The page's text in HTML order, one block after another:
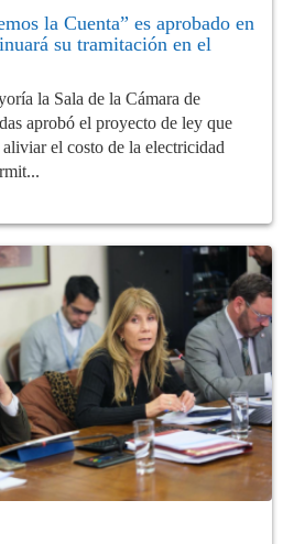
la Cuenta” es aprobado en
su tramitación en el
la Sala de la Cámara de
aprobó el proyecto de ley que
el costo de la electricidad